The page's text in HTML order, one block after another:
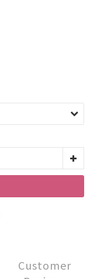
Customer